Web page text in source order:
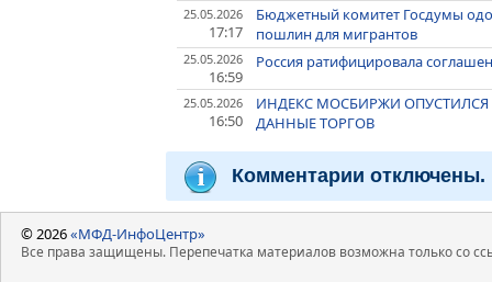
25.05.2026
17:17
Бюджетный комитет Госдумы
пошлин для мигрантов
25.05.2026
16:59
Россия ратифицировала
25.05.2026
16:50
ИНДЕКС МОСБИРЖИ ОПУСТИЛСЯ
ДАННЫЕ ТОРГОВ
Комментарии отключены.
© 2026«МФД-ИнфоЦентр»
Все права защищены. Перепечатка материалов возможна только со